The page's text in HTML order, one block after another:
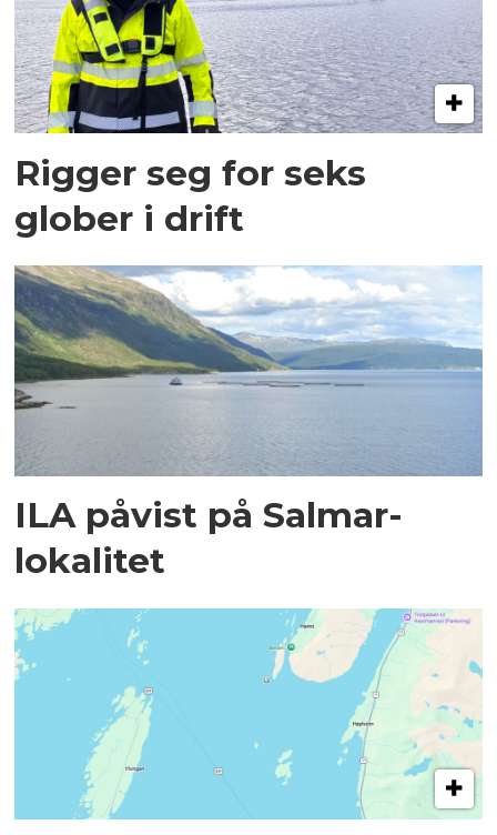
Rigger seg for seks
glober i drift
ILA påvist på Salmar-
lokalitet